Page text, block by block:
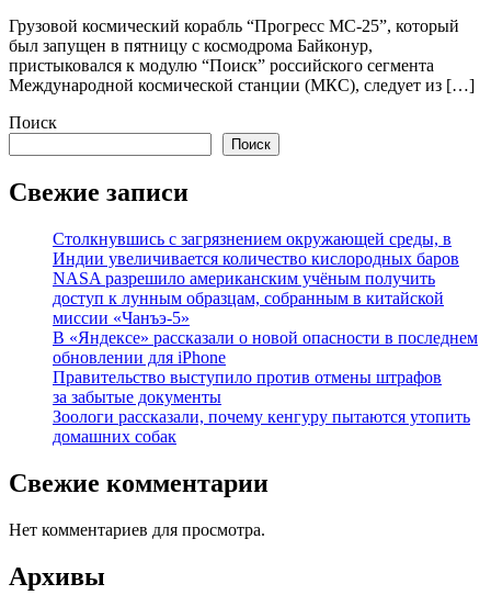
Грузовой космический корабль “Прогресс МС-25”, который
был запущен в пятницу с космодрома Байконур,
пристыковался к модулю “Поиск” российского сегмента
Международной космической станции (МКС), следует из […]
Поиск
Поиск
Свежие записи
Столкнувшись с загрязнением окружающей среды, в
Индии увеличивается количество кислородных баров
NASA разрешило американским учёным получить
доступ к лунным образцам, собранным в китайской
миссии «Чанъэ-5»
В «Яндексе» рассказали о новой опасности в последнем
обновлении для iPhone
Правительство выступило против отмены штрафов
за забытые документы
Зоологи рассказали, почему кенгуру пытаются утопить
домашних собак
Свежие комментарии
Нет комментариев для просмотра.
Архивы